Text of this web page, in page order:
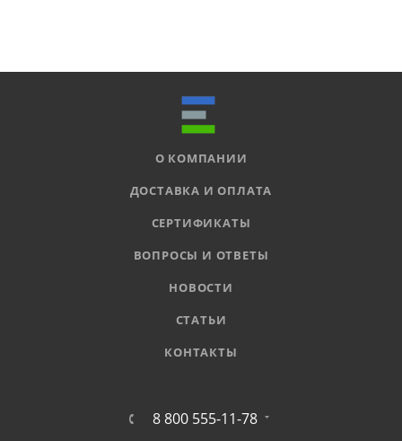
О КОМПАНИИ
ДОСТАВКА И ОПЛАТА
СЕРТИФИКАТЫ
ВОПРОСЫ И ОТВЕТЫ
НОВОСТИ
СТАТЬИ
КОНТАКТЫ
8 800 555-11-78